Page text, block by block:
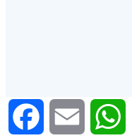
Facebook Email